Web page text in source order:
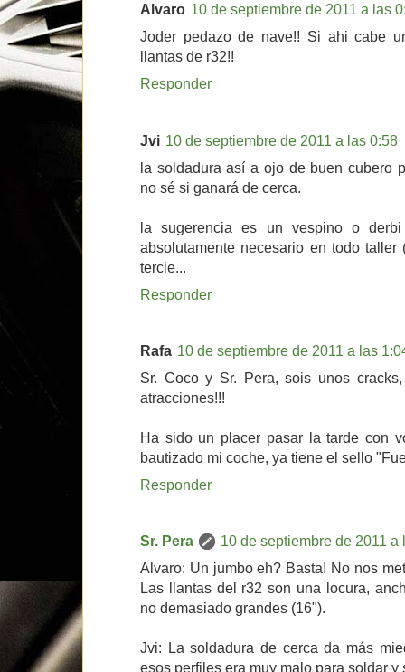
Alvaro 10 de septiembre de 2011 a las
Joder pedazo de nave!! Si ahi cabe
llantas de r32!!
Responder
Jvi 10 de septiembre de 2011 a las 0:58
la soldadura así a ojo de buen cubero
no sé si ganará de cerca.
la sugerencia es un vespino o
absolutamente necesario en todo
tercie...
Responder
Rafa 10 de septiembre de 2011 a las
Sr. Coco y Sr. Pera, sois unos
atracciones!!!
Ha sido un placer pasar la tarde con
bautizado mi coche, ya tiene el sello
Responder
Sr. Pera
10 de septiembre de 2011 a
Alvaro: Un jumbo eh? Basta! No nos
Las llantas del r32 son una locura,
no demasiado grandes (16").
Jvi: La soldadura de cerca da más
esos perfiles era muy malo para soldar